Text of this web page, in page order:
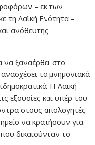
– εκ των
τη Λαϊκή Ενότητα –
ανόθευτης
να ξαναέρθει στο
τα μνημονιακά
Η Λαϊκή
εξουσίες και υπέρ του
στους απολογητές
να κρατήσουν για
δικαιούνταν το